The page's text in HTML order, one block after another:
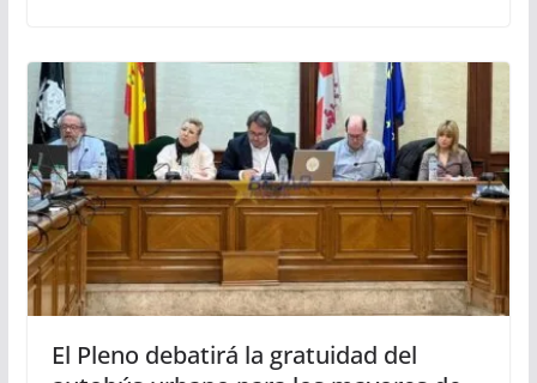
El Pleno debatirá la gratuidad del